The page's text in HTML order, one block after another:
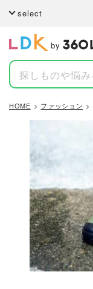
select
by
HOME ファッション